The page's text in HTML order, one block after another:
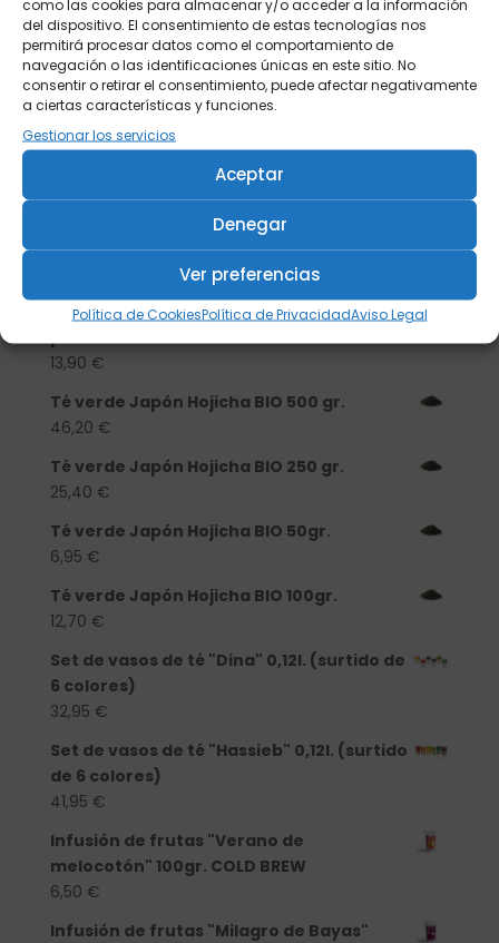
como las cookies para almacenar y/o acceder a la información
del dispositivo. El consentimiento de estas tecnologías nos
permitirá procesar datos como el comportamiento de
navegación o las identificaciones únicas en este sitio. No
consentir o retirar el consentimiento, puede afectar negativamente
a ciertas características y funciones.
Gestionar los servicios
Aceptar
Denegar
Ver preferencias
Política de CookiesPolítica de PrivacidadAviso Legal
Buscar
Tisanera "Christmas Cats" 0,25l.
13,90 €
Té verde Japón Hojicha BIO 500 gr.
46,20 €
Té verde Japón Hojicha BIO 250 gr.
25,40 €
Té verde Japón Hojicha BIO 50gr.
6,95 €
Té verde Japón Hojicha BIO 100gr.
12,70 €
Set de vasos de té "Dina" 0,12l. (surtido de
6 colores)
32,95 €
Set de vasos de té "Hassieb" 0,12l. (surtido
de 6 colores)
41,95 €
Infusión de frutas "Verano de
melocotón" 100gr. COLD BREW
6,50 €
Infusión de frutas "Milagro de Bayas"